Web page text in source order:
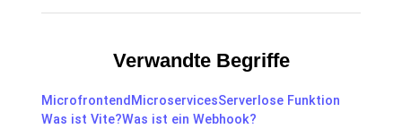
Verwandte Begriffe
Microfrontend MicroservicesServerlose Funktion
Was ist Vite?Was ist ein Webhook?